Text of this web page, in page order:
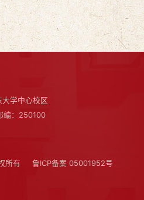
学中心校区
编：250100
所有 鲁ICP备案 05001952号